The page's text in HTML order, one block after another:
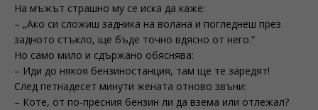
На мъжът страшно му се иска да каже:
– „Ако си сложиш задника на волана и погледнеш през
задното стъкло, ще бъде точно вдясно от него.“
Но само мило и сдържано обяснява:
– Иди до някоя бензиностанция, там ще те заредят!
След петнадесет минути жената отново звъни:
– Коте, от по-пресния бензин ли да взема или отлежал?